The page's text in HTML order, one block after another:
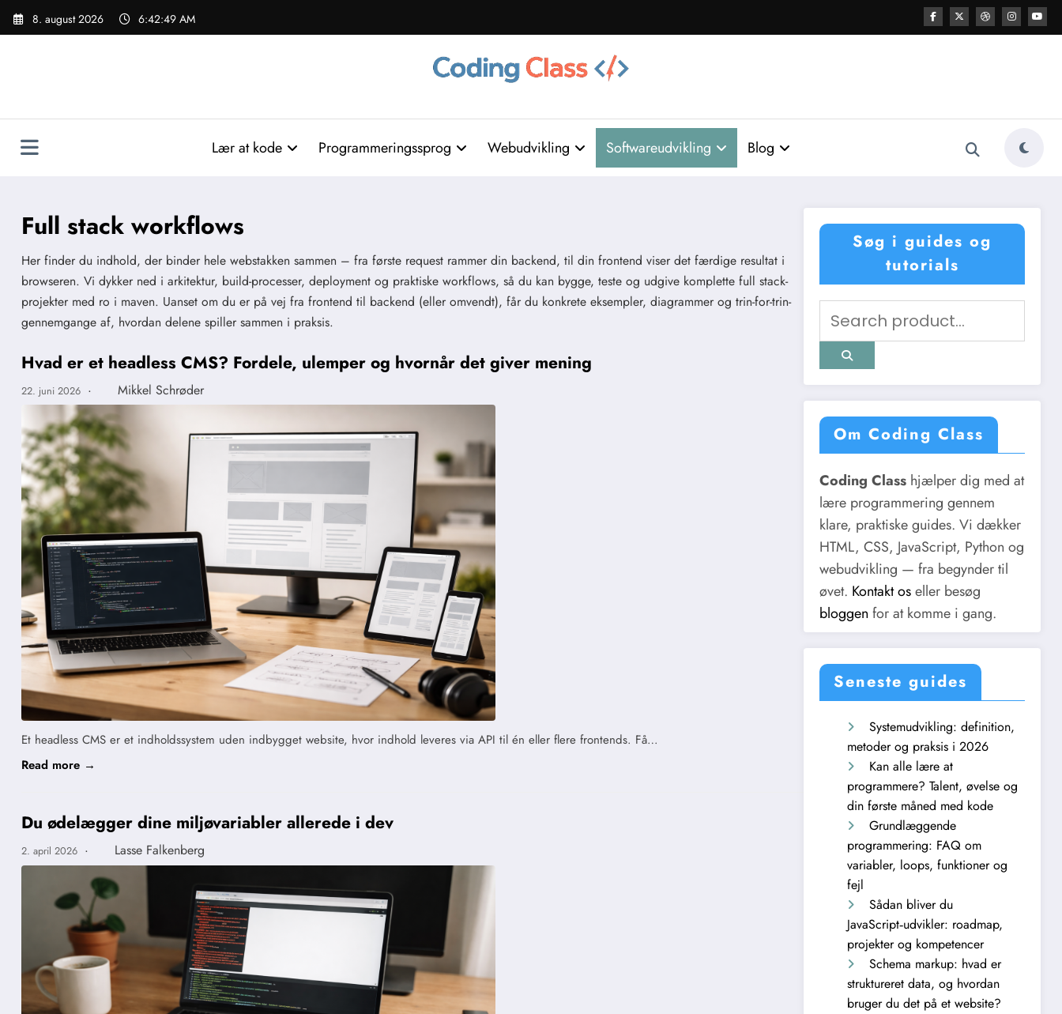
Videre
8. august 2026 6:42:50 AM
Lær at kode Programmeringssprog Webudvikling Softwareudvikling Blog
Full stack workflows
Her finder du indhold, der binder hele webstakken sammen – fra første request rammer din backend, til din frontend viser det færdige resultat i
browseren. Vi dykker ned i arkitektur, build-processer, deployment og praktiske workflows, så du kan bygge, teste og udgive komplette full stack-
projekter med ro i maven. Uanset om du er på vej fra frontend til backend (eller omvendt), får du konkrete eksempler, diagrammer og trin-for-trin-
gennemgange af, hvordan delene spiller sammen i praksis.
Hvad er et headless CMS? Fordele, ulemper og hvornår det giver mening
22. juni 2026 · Mikkel Schrøder
Et headless CMS er et indholdssystem uden indbygget website, hvor indhold leveres via API til én eller flere frontends. Få…
Read more →
Du ødelægger dine miljøvariabler allerede i dev
2. april 2026 · Lasse Falkenberg
Søg i guides og
tutorials
Om Coding Class
Coding Class hjælper dig med at
lære programmering gennem
klare, praktiske guides. Vi dækker
HTML, CSS, JavaScript, Python og
webudvikling — fra begynder til
øvet. Kontakt oseller besøg
bloggen for at komme i gang.
Seneste guides
Systemudvikling: definition,
metoder og praksis i 2026
Kan alle lære at
programmere? Talent, øvelse og
din første måned med kode
Grundlæggende
programmering: FAQ om
variabler, loops, funktioner og
fejl
Sådan bliver du
JavaScript‑udvikler: roadmap,
projekter og kompetencer
Schema markup: hvad er
struktureret data, og hvordan
bruger du det på et website?